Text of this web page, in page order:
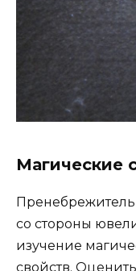
Магические
со стороны
изучение
свойств.